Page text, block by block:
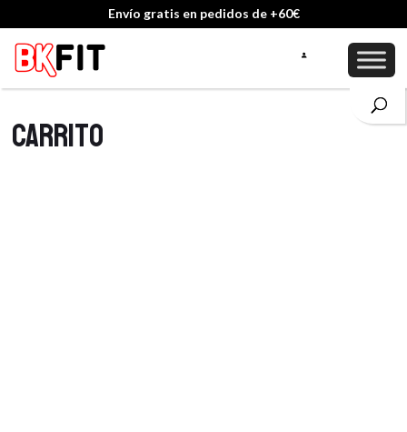
Envío gratis en pedidos de +60€
Carrito